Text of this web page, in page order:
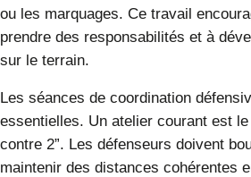
ou les marquages. Ce travail
prendre des responsabilités et à
sur le terrain.
Les séances de coordination
essentielles. Un atelier courant est
contre 2”. Les défenseurs doivent
maintenir des distances cohérentes